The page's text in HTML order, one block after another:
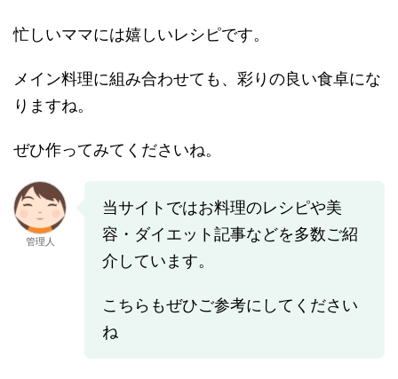
忙しいママには嬉しいレシピです。
メイン料理に組み合わせても、彩りの良い食卓にな
りますね。
ぜひ作ってみてくださいね。
管理人
当サイトではお料理のレシピや美
容・ダイエット記事などを多数ご紹
介しています。
こちらもぜひご参考にしてください
ね